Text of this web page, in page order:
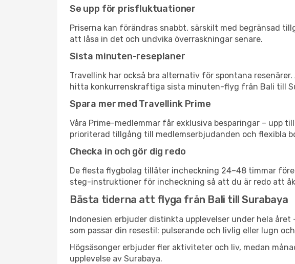
Se upp för prisfluktuationer
Priserna kan förändras snabbt, särskilt med begränsad
att låsa in det och undvika överraskningar senare.
Sista minuten-reseplaner
Travellink har också bra alternativ för spontana
hitta konkurrenskraftiga sista minuten-flyg från Bali till
Spara mer med Travellink Prime
Våra Prime-medlemmar får exklusiva besparingar – upp
prioriterad tillgång till medlemserbjudanden och flexibla
Checka in och gör dig redo
De flesta flygbolag tillåter incheckning 24–48 timmar
steg-instruktioner för incheckning så att du är redo att
Bästa tiderna att flyga från Bali till Surabaya
Indonesien erbjuder distinkta upplevelser under hela
som passar din resestil: pulserande och livlig eller lugn
Högsäsonger erbjuder fler aktiviteter och liv, medan
upplevelse av Surabaya.